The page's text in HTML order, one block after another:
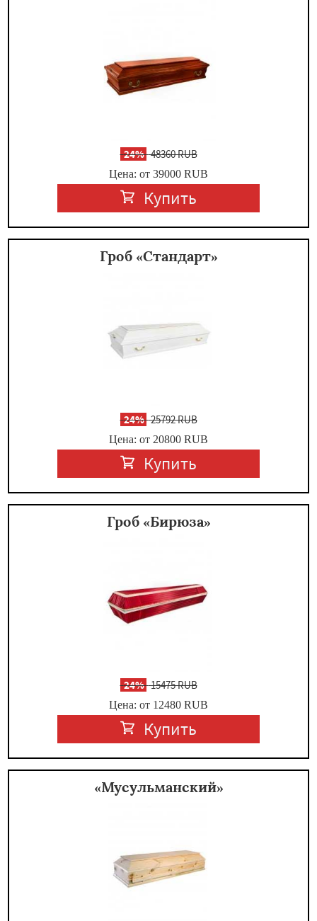
-24%48360 RUB
Цена: от 39000 RUB
Купить
Гроб «Стандарт»
-24%25792 RUB
Цена: от 20800 RUB
Купить
Гроб «Бирюза»
-24%15475 RUB
Цена: от 12480 RUB
Купить
«Мусульманский»